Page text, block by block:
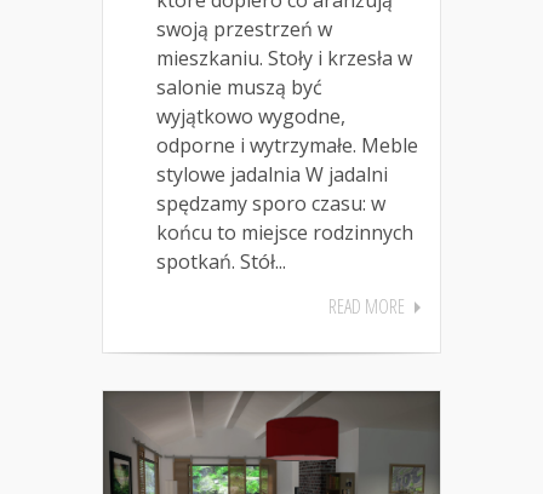
swoją przestrzeń w
mieszkaniu. Stoły i krzesła w
salonie muszą być
wyjątkowo wygodne,
odporne i wytrzymałe. Meble
stylowe jadalnia W jadalni
spędzamy sporo czasu: w
końcu to miejsce rodzinnych
spotkań. Stół...
READ MORE